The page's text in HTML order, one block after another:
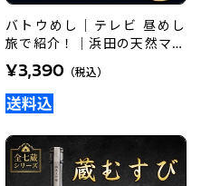
バトウめし｜テレビ 昼めし
旅で紹介！｜浜田の天然マト
ウダイ漬け丼
¥3,390 （税込）